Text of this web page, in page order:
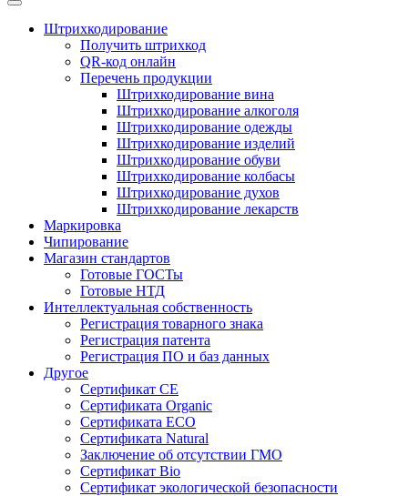
Штрихкодирование
Получить штрихкод
QR-код онлайн
Перечень продукции
Штрихкодирование вина
Штрихкодирование алкоголя
Штрихкодирование одежды
Штрихкодирование изделий
Штрихкодирование обуви
Штрихкодирование колбасы
Штрихкодирование духов
Штрихкодирование лекарств
Маркировка
Чипирование
Магазин стандартов
Готовые ГОСТы
Готовые НТД
Интеллектуальная собственность
Регистрация товарного знака
Регистрация патента
Регистрация ПО и баз данных
Другое
Сертификат СЕ
Сертификата Organic
Сертификата ECO
Сертификата Natural
Заключение об отсутствии ГМО
Сертификат Bio
Сертификат экологической безопасности